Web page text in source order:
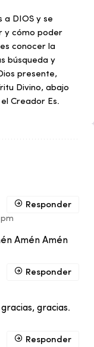
a DIOS y se
y cómo poder
conocer la
búsqueda y
presente,
Divino, abajo
Creador Es.
Amén Amén
Responder
gracias.
Responder
Responder